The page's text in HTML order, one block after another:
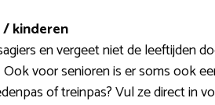
/ kinderen
en vergeet niet de leeftijden
voor senioren is er soms ook
of treinpas? Vul ze direct in